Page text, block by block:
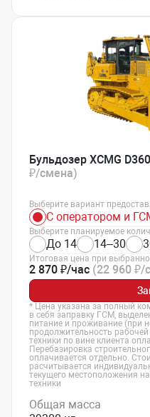
Бульдозер XCMG
₽/смена)
Выберите вариант
С оператором и
Выберите планируемое
До 14 14–30
Итоговая цена при
2 870 ₽/час (22 960 ₽/
* Цена указана за полный
в себя заправку ГСМ,
питание и проживание (при
продолжительность
техники по вине клиента
Перебазировка
оплачивается отдельно.
расчитывается
текущего местоположения
техники
Общая масса